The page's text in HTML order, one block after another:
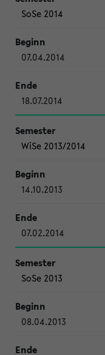
SoSe 2014
07.04.2014
18.07.2014
WiSe 2013/2014
14.10.2013
07.02.2014
SoSe 2013
08.04.2013